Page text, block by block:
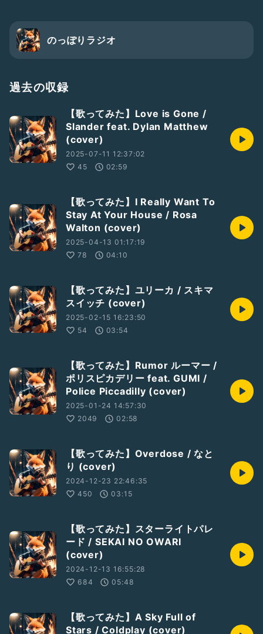
のっぽりラジオ
過去の収録
【歌ってみた】Love is Gone /
Slander feat. Dylan Matthew
(cover)
2025-07-11 12:37:02
45
02:59
【歌ってみた】I Really Want To
Stay At Your House / Rosa
Walton (cover)
2025-04-13 01:17:19
78
04:10
【歌ってみた】ユリーカ / スキマ
スイッチ (cover)
2025-02-15 16:23:50
54
03:54
【歌ってみた】Rumor ルーマー /
ポリスピカデリー feat. GUMI /
Police Piccadilly (cover)
2025-01-24 14:57:30
2049
02:58
【歌ってみた】Overdose / なと
り (cover)
2024-12-23 22:46:35
450
03:15
【歌ってみた】スターライトパレ
ード / SEKAI NO OWARI
(cover)
2024-12-13 16:55:28
684
05:48
【歌ってみた】A Sky Full of
Stars / Coldplay (cover)